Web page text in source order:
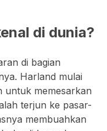
di dunia?
di bagian
Harland mulai
untuk memesarkan
terjun ke pasar-
membuahkan